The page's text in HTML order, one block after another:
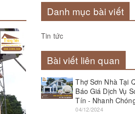
Danh mục bài viết
Tin tức
Bài viết liên quan
Thợ Sơn Nhà Tại
Báo Giá Dịch Vụ
Tín - Nhanh
04/12/2024